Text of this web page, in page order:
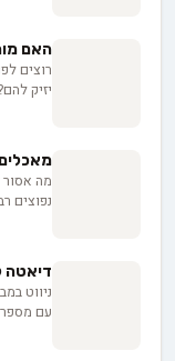
האם
רוצים
יזיק
חטיפים
מה אסור
נפוצים
להגנה
דיאטה
ניווט
עם מספר